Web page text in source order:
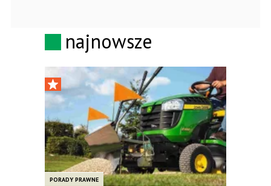
najnowsze
PORADY PRAWNE